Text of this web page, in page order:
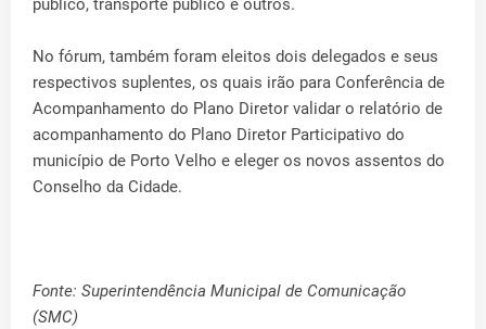
público, transporte público e outros.
No fórum, também foram eleitos dois delegados e seus
respectivos suplentes, os quais irão para Conferência de
Acompanhamento do Plano Diretor validar o relatório de
acompanhamento do Plano Diretor Participativo do
município de Porto Velho e eleger os novos assentos do
Conselho da Cidade.
Fonte: Superintendência Municipal de Comunicação
(SMC)